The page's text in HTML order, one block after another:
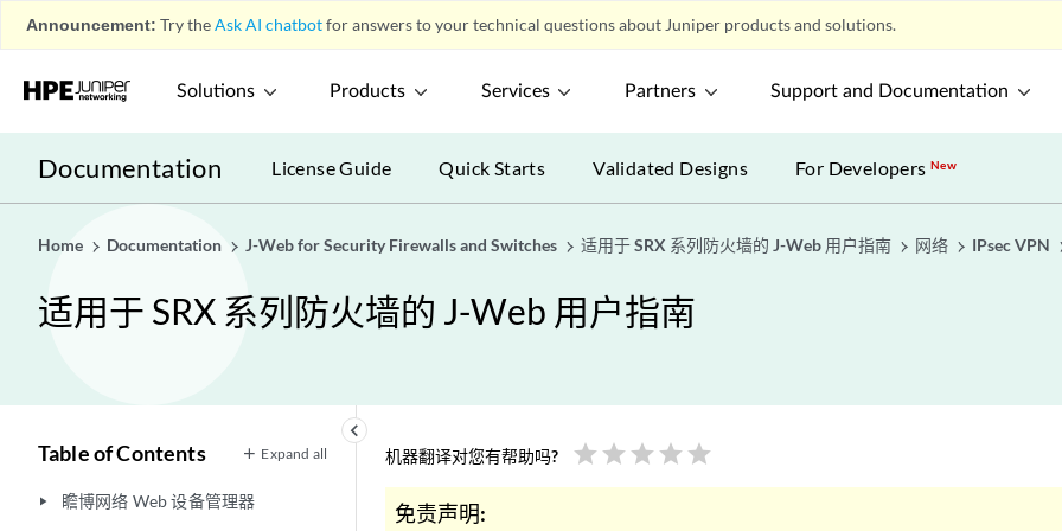
Announcement: Try theAsk AI chatbotfor answers to your technical questions about Juniper products and solutions.
Solutions Products Services Partners Support and Documentation
Documentation License Guide Quick Starts Validated Designs For DevelopersNew
Home Documentation J-Web for Security Firewalls and Switches 适用于 SRX 系列防火墙的 J-Web 用户指南 网络 IPsec VPN
适用于 SRX 系列防火墙的 J-Web 用户指南
keyboard_arrow_left
Table of Contents Expand all
play_arrow 瞻博网络 Web 设备管理器
机器翻译对您有帮助吗? star star star star star
免责声明: